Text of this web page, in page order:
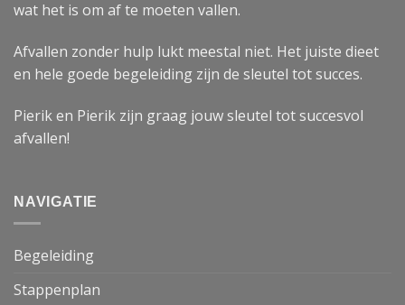
wat het is om af te moeten vallen.
Afvallen zonder hulp lukt meestal niet. Het juiste dieet
en hele goede begeleiding zijn de sleutel tot succes.
Pierik en Pierik zijn graag jouw sleutel tot succesvol
afvallen!
NAVIGATIE
Begeleiding
Stappenplan